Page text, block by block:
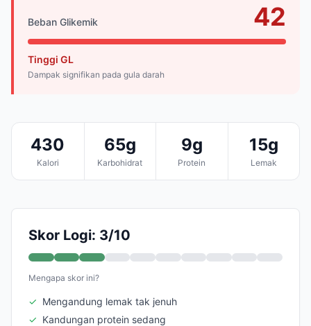
Beban Glikemik 42
Tinggi GL
Dampak signifikan pada gula darah
430
Kalori
65g
Karbohidrat
9g
Protein
15g
Lemak
Skor Logi: 3/10
Mengapa skor ini?
✓ Mengandung lemak tak jenuh
✓ Kandungan protein sedang